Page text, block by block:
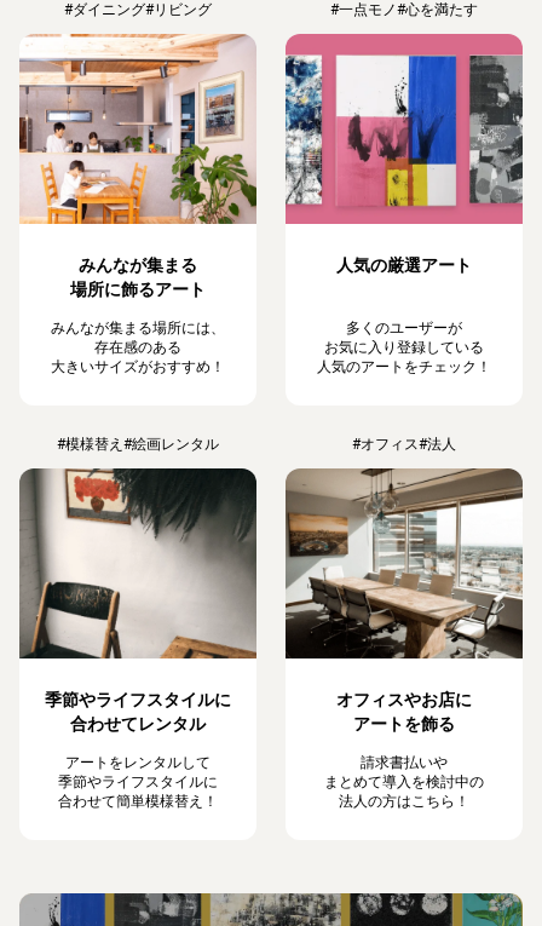
#ダイニング#リビング
みんなが集まる
場所に飾るアート
みんなが集まる場所には、
存在感のある
大きいサイズがおすすめ！
#一点モノ#心を満たす
人気の厳選アート
多くのユーザーが
お気に入り登録している
人気のアートをチェック！
#模様替え #絵画レンタル
季節やライフスタイルに
合わせてレンタル
アートをレンタルして
季節やライフスタイルに
合わせて簡単模様替え！
#オフィス#法人
オフィスやお店に
アートを飾る
請求書払いや
まとめて導入を検討中の
法人の方はこちら！